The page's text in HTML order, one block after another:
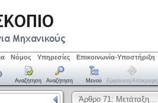
Νόμος Υπηρεσίες Επικοινωνία-Υποστήριξη
Αναζήτηση Αναζήτηση Μενού Εμφάνιση/απόκρυψη
Άρθρο 71: Μετάταξη…